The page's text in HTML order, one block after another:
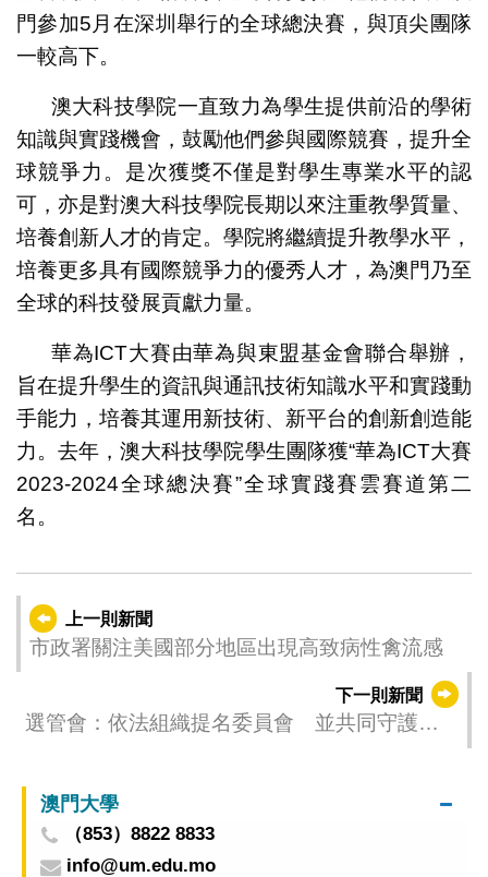
門參加5月在深圳舉行的全球總決賽，與頂尖團隊
一較高下。
澳大科技學院一直致力為學生提供前沿的學術
知識與實踐機會，鼓勵他們參與國際競賽，提升全
球競爭力。是次獲獎不僅是對學生專業水平的認
可，亦是對澳大科技學院長期以來注重教學質量、
培養創新人才的肯定。學院將繼續提升教學水平，
培養更多具有國際競爭力的優秀人才，為澳門乃至
全球的科技發展貢獻力量。
華為ICT大賽由華為與東盟基金會聯合舉辦，
旨在提升學生的資訊與通訊技術知識水平和實踐動
手能力，培養其運用新技術、新平台的創新創造能
力。去年，澳大科技學院學生團隊獲“華為ICT大賽
2023-2024全球總決賽”全球實踐賽雲賽道第二
名。
上一則新聞
市政署關注美國部分地區出現高致病性禽流感
下一則新聞
選管會：依法組織提名委員會 並共同守護選
澳門大學
（853）8822 8833
info@um.edu.mo